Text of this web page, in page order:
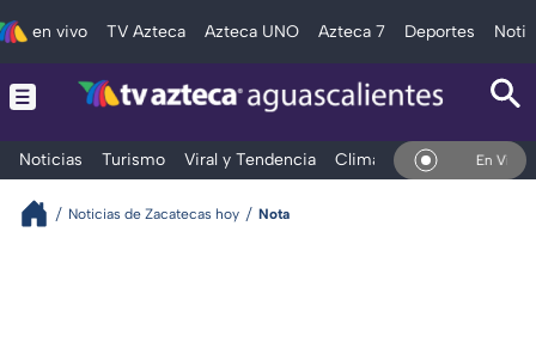
en vivo TV Azteca Azteca UNO Azteca 7 Deportes
Noticias Turismo Viral y Tendencia Clima Deportes En Vivo
Noticias de Zacatecas hoy Nota